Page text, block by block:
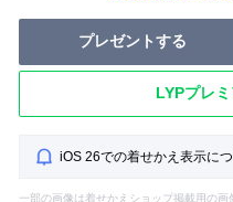
プレゼントする
LYPプレ
iOS 26での着せかえ表示に
一部の画像は着せかえショップ掲載用の画